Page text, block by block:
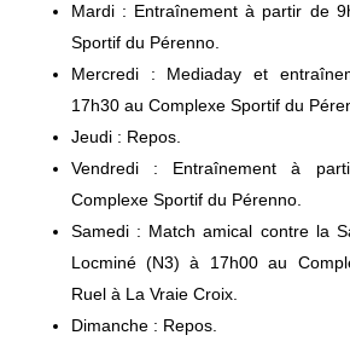
Mardi : Entraînement à partir de
Sportif du Pérenno.
Mercredi : Mediaday et
17h30 au Complexe Sportif du
Jeudi : Repos.
Vendredi : Entraînement à
Complexe Sportif du Pérenno.
Samedi : Match amical contre la
Locminé (N3) à 17h00 au
Ruel à La Vraie Croix.
Dimanche : Repos.